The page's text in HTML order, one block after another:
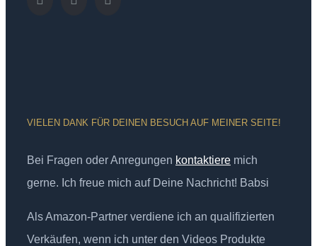
VIELEN DANK FÜR DEINEN BESUCH AUF MEINER SEITE!
Bei Fragen oder Anregungen kontaktiere mich
gerne. Ich freue mich auf Deine Nachricht! Babsi
Als Amazon-Partner verdiene ich an qualifizierten
Verkäufen, wenn ich unter den Videos Produkte